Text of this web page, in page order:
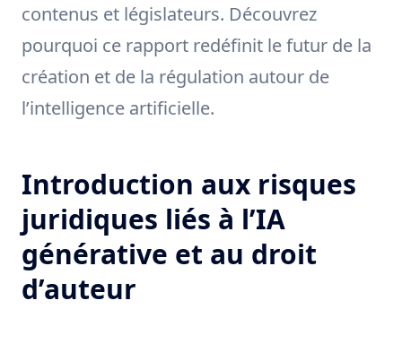
contenus et législateurs. Découvrez
pourquoi ce rapport redéfinit le futur de la
création et de la régulation autour de
l’intelligence artificielle.
Introduction aux risques
juridiques liés à l’IA
générative et au droit
d’auteur